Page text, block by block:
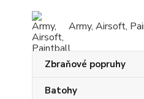
Army, Airsoft,
Zbraňové popruhy
Batohy